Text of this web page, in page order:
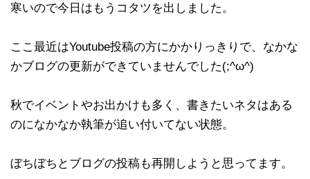
寒いので今日はもうコタツを出しました。
ここ最近はYoutube投稿の方にかかりっきりで、なかな
かブログの更新ができていませんでした(;^ω^)
秋でイベントやお出かけも多く、書きたいネタはある
のになかなか執筆が追い付いてない状態。
ぼちぼちとブログの投稿も再開しようと思ってます。